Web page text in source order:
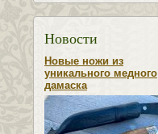
Новости
Новые ножи из
уникального медного
дамаска